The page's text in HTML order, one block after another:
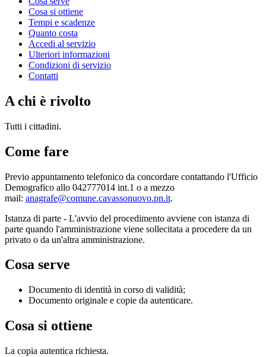
Cosa si ottiene
Tempi e scadenze
Quanto costa
Accedi al servizio
Ulteriori informazioni
Condizioni di servizio
Contatti
A chi è rivolto
Tutti i cittadini.
Come fare
Previo appuntamento telefonico da concordare contattando l'Ufficio
Demografico allo 042777014 int.1 o a mezzo
mail: anagrafe@comune.cavassonuovo.pn.it.
Istanza di parte - L'avvio del procedimento avviene con istanza di
parte quando l'amministrazione viene sollecitata a procedere da un
privato o da un'altra amministrazione.
Cosa serve
Documento di identità in corso di validità;
Documento originale e copie da autenticare.
Cosa si ottiene
La copia autentica richiesta.